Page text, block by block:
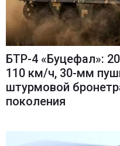
БТР-4 «Буцефал»:
110 км/ч, 30-мм
штурмовой
поколения